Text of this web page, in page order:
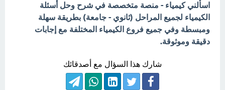
اسألني كيمياء - منصة متخصصة في شرح وحل أسئلة
الكيمياء لجميع المراحل (ثانوي - جامعة) بطريقة سهلة
ومبسطة وفي جميع فروع الكيمياء المختلفة مع إجابات
دقيقة وموثوقة.
شارك هذا السؤال مع أصدقائك